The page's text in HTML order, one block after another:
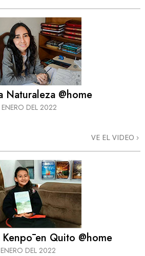
Naturaleza @home
ENERO DEL 2022
VE EL VIDEO
en Quito @home
DEL 2022